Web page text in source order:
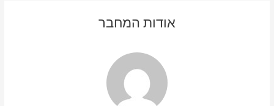
אודות המחבר